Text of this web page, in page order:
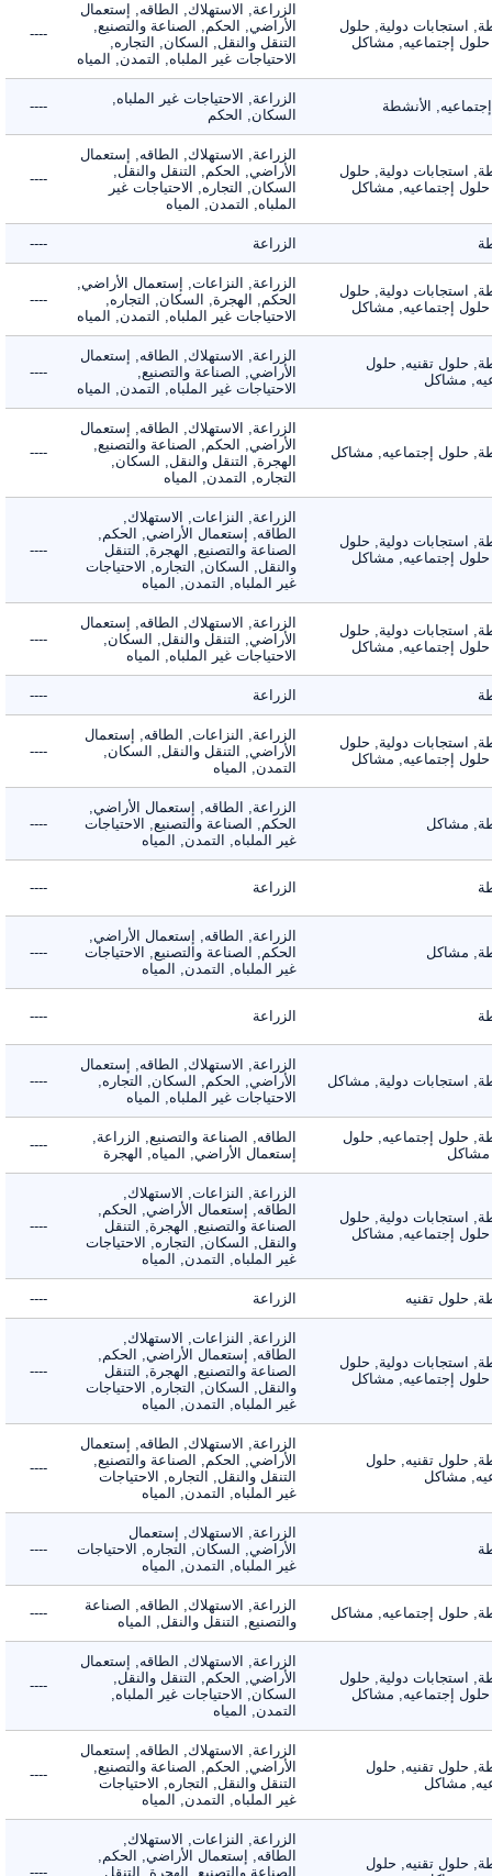
استجابات دولية, حلول
إجتماعيه, مشاكل
الزراعة, الاستهلاك, الطاقه, إستعمال
الأراضي, الحكم, الصناعة والتصنيع,
التنقل والنقل, السكان, التجاره,
الاحتياجات غير الملباه, التمدن, المياه
----
الأنشطة
الزراعة, الاحتياجات غير الملباه,
السكان, الحكم
----
استجابات دولية, حلول
إجتماعيه, مشاكل
الزراعة, الاستهلاك, الطاقه, إستعمال
الأراضي, الحكم, التنقل والنقل,
السكان, التجاره, الاحتياجات غير
الملباه, التمدن, المياه
----
الزراعة ----
استجابات دولية, حلول
إجتماعيه, مشاكل
الزراعة, النزاعات, إستعمال الأراضي,
الحكم, الهجرة, السكان, التجاره,
الاحتياجات غير الملباه, التمدن, المياه
----
حلول تقنيه, حلول
مشاكل
الزراعة, الاستهلاك, الطاقه, إستعمال
الأراضي, الصناعة والتصنيع,
الاحتياجات غير الملباه, التمدن, المياه
----
حلول إجتماعيه, مشاكل
الزراعة, الاستهلاك, الطاقه, إستعمال
الأراضي, الحكم, الصناعة والتصنيع,
الهجرة, التنقل والنقل, السكان,
التجاره, التمدن, المياه
----
استجابات دولية, حلول
إجتماعيه, مشاكل
الزراعة, النزاعات, الاستهلاك,
الطاقه, إستعمال الأراضي, الحكم,
الصناعة والتصنيع, الهجرة, التنقل
والنقل, السكان, التجاره, الاحتياجات
غير الملباه, التمدن, المياه
----
استجابات دولية, حلول
إجتماعيه, مشاكل
الزراعة, الاستهلاك, الطاقه, إستعمال
الأراضي, التنقل والنقل, السكان,
الاحتياجات غير الملباه, المياه
----
الزراعة ----
استجابات دولية, حلول
إجتماعيه, مشاكل
الزراعة, النزاعات, الطاقه, إستعمال
الأراضي, التنقل والنقل, السكان,
التمدن, المياه
----
مشاكل
الزراعة, الطاقه, إستعمال الأراضي,
الحكم, الصناعة والتصنيع, الاحتياجات
غير الملباه, التمدن, المياه
----
الزراعة ----
مشاكل
الزراعة, الطاقه, إستعمال الأراضي,
الحكم, الصناعة والتصنيع, الاحتياجات
غير الملباه, التمدن, المياه
----
الزراعة ----
استجابات دولية, مشاكل
الزراعة, الاستهلاك, الطاقه, إستعمال
الأراضي, الحكم, السكان, التجاره,
الاحتياجات غير الملباه, المياه
----
حلول إجتماعيه, حلول
الطاقه, الصناعة والتصنيع, الزراعة,
إستعمال الأراضي, المياه, الهجرة
----
استجابات دولية, حلول
إجتماعيه, مشاكل
الزراعة, النزاعات, الاستهلاك,
الطاقه, إستعمال الأراضي, الحكم,
الصناعة والتصنيع, الهجرة, التنقل
والنقل, السكان, التجاره, الاحتياجات
غير الملباه, التمدن, المياه
----
حلول تقنيه الزراعة ----
استجابات دولية, حلول
إجتماعيه, مشاكل
الزراعة, النزاعات, الاستهلاك,
الطاقه, إستعمال الأراضي, الحكم,
الصناعة والتصنيع, الهجرة, التنقل
والنقل, السكان, التجاره, الاحتياجات
غير الملباه, التمدن, المياه
----
حلول تقنيه, حلول
مشاكل
الزراعة, الاستهلاك, الطاقه, إستعمال
الأراضي, الحكم, الصناعة والتصنيع,
التنقل والنقل, التجاره, الاحتياجات
غير الملباه, التمدن, المياه
----
الزراعة, الاستهلاك, إستعمال
الأراضي, السكان, التجاره, الاحتياجات
غير الملباه, التمدن, المياه
----
حلول إجتماعيه, مشاكل
الزراعة, الاستهلاك, الطاقه, الصناعة
والتصنيع, التنقل والنقل, المياه
----
استجابات دولية, حلول
إجتماعيه, مشاكل
الزراعة, الاستهلاك, الطاقه, إستعمال
الأراضي, الحكم, التنقل والنقل,
السكان, الاحتياجات غير الملباه,
التمدن, المياه
----
حلول تقنيه, حلول
مشاكل
الزراعة, الاستهلاك, الطاقه, إستعمال
الأراضي, الحكم, الصناعة والتصنيع,
التنقل والنقل, التجاره, الاحتياجات
غير الملباه, التمدن, المياه
----
حلول تقنيه, حلول
الزراعة, النزاعات, الاستهلاك,
الطاقه, إستعمال الأراضي, الحكم,
الصناعة والتصنيع, الهجرة, التنقل
----